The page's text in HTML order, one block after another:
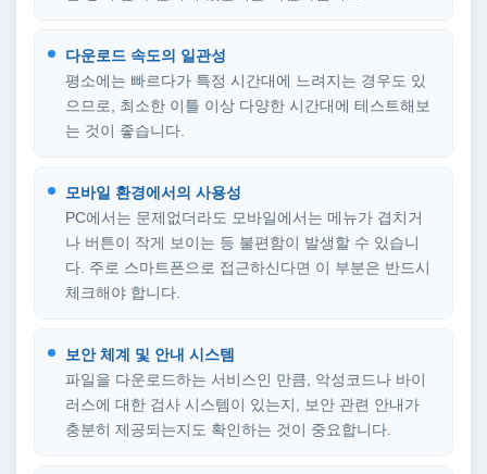
다운로드 속도의 일관성
평소에는 빠르다가 특정 시간대에 느려지는 경우도 있
으므로, 최소한 이틀 이상 다양한 시간대에 테스트해보
는 것이 좋습니다.
모바일 환경에서의 사용성
PC에서는 문제없더라도 모바일에서는 메뉴가 겹치거
나 버튼이 작게 보이는 등 불편함이 발생할 수 있습니
다. 주로 스마트폰으로 접근하신다면 이 부분은 반드시
체크해야 합니다.
보안 체계 및 안내 시스템
파일을 다운로드하는 서비스인 만큼, 악성코드나 바이
러스에 대한 검사 시스템이 있는지, 보안 관련 안내가
충분히 제공되는지도 확인하는 것이 중요합니다.